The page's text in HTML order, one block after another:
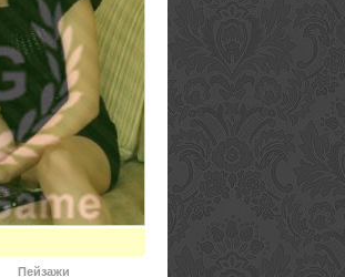
Пейзажи